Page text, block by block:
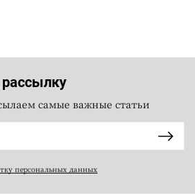
самые важные статьи
персональных данных